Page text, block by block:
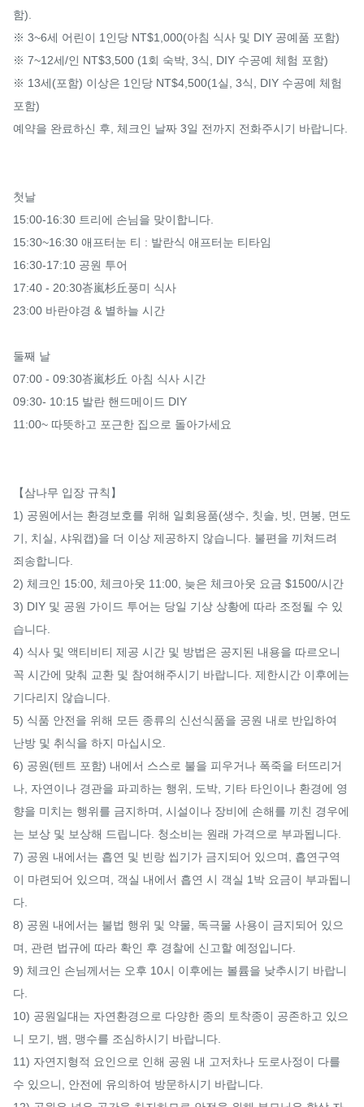
함).
※ 3~6세 어린이 1인당 NT$1,000(아침 식사 및 DIY 공예품 포함)
※ 7~12세/인 NT$3,500 (1회 숙박, 3식, DIY 수공예 체험 포함)
※ 13세(포함) 이상은 1인당 NT$4,500(1실, 3식, DIY 수공예 체험
포함)
예약을 완료하신 후, 체크인 날짜 3일 전까지 전화주시기 바랍니다.
첫날
15:00-16:30 트리에 손님을 맞이합니다.
15:30~16:30 애프터눈 티 : 발란식 애프터눈 티타임
16:30-17:10 공원 투어
17:40 - 20:30峇嵐杉丘풍미 식사
23:00 바란야경 & 별하늘 시간
둘째 날
07:00 - 09:30峇嵐杉丘 아침 식사 시간
09:30- 10:15 발란 핸드메이드 DIY
11:00~ 따뜻하고 포근한 집으로 돌아가세요
【삼나무 입장 규칙】
1) 공원에서는 환경보호를 위해 일회용품(생수, 칫솔, 빗, 면봉, 면도
기, 치실, 샤워캡)을 더 이상 제공하지 않습니다. 불편을 끼쳐드려
죄송합니다.
2) 체크인 15:00, 체크아웃 11:00, 늦은 체크아웃 요금 $1500/시간
3) DIY 및 공원 가이드 투어는 당일 기상 상황에 따라 조정될 수 있
습니다.
4) 식사 및 액티비티 제공 시간 및 방법은 공지된 내용을 따르오니
꼭 시간에 맞춰 교환 및 참여해주시기 바랍니다. 제한시간 이후에는
기다리지 않습니다.
5) 식품 안전을 위해 모든 종류의 신선식품을 공원 내로 반입하여
난방 및 취식을 하지 마십시오.
6) 공원(텐트 포함) 내에서 스스로 불을 피우거나 폭죽을 터뜨리거
나, 자연이나 경관을 파괴하는 행위, 도박, 기타 타인이나 환경에 영
향을 미치는 행위를 금지하며, 시설이나 장비에 손해를 끼친 경우에
는 보상 및 보상해 드립니다. 청소비는 원래 가격으로 부과됩니다.
7) 공원 내에서는 흡연 및 빈랑 씹기가 금지되어 있으며, 흡연구역
이 마련되어 있으며, 객실 내에서 흡연 시 객실 1박 요금이 부과됩니
다.
8) 공원 내에서는 불법 행위 및 약물, 독극물 사용이 금지되어 있으
며, 관련 법규에 따라 확인 후 경찰에 신고할 예정입니다.
9) 체크인 손님께서는 오후 10시 이후에는 볼륨을 낮추시기 바랍니
다.
10) 공원일대는 자연환경으로 다양한 종의 토착종이 공존하고 있으
니 모기, 뱀, 맹수를 조심하시기 바랍니다.
11) 자연지형적 요인으로 인해 공원 내 고저차나 도로사정이 다를
수 있으니, 안전에 유의하여 방문하시기 바랍니다.